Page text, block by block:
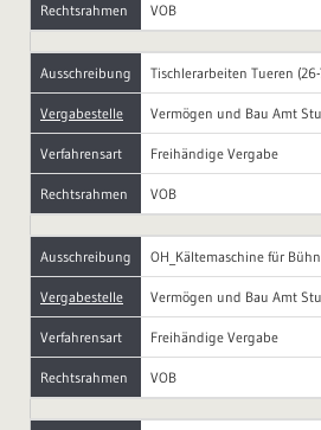
Rechtsrahmen VOB
Ausschreibung Tischlerarbeiten Tueren
Vergabestelle Vermögen und Bau Amt
Verfahrensart Freihändige Vergabe
Rechtsrahmen VOB
Ausschreibung OH_Kältemaschine für
Vergabestelle Vermögen und Bau Amt
Verfahrensart Freihändige Vergabe
Rechtsrahmen VOB